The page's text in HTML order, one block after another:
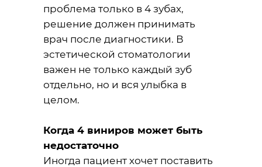
проблема только в 4 зубах,
решение должен принимать
врач после диагностики. В
эстетической стоматологии
важен не только каждый зуб
отдельно, но и вся улыбка в
целом.
Когда 4 виниров может быть
недостаточно
Иногда пациент хочет поставить